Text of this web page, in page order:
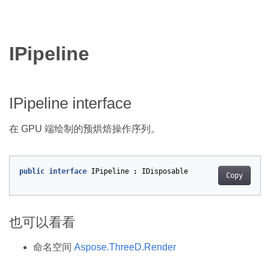
IPipeline
IPipeline interface
在 GPU 端绘制的预烘焙操作序列。
Copy
public interface IPipeline : IDisposable
也可以看看
命名空间 Aspose.ThreeD.Render